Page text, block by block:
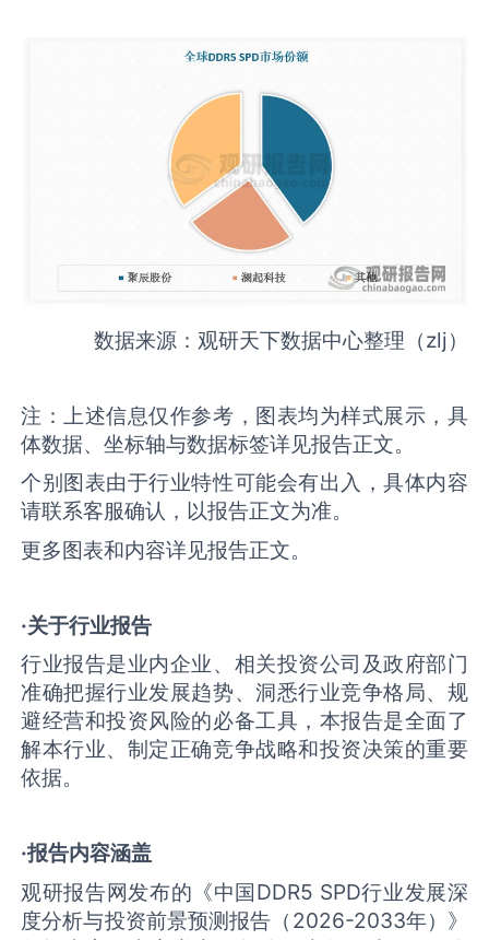
数据来源：观研天下数据中心整理（zlj）
注：上述信息仅作参考，图表均为样式展示，具
体数据、坐标轴与数据标签详见报告正文。
个别图表由于行业特性可能会有出入，具体内容
请联系客服确认，以报告正文为准。
更多图表和内容详见报告正文。
·关于行业报告
行业报告是业内企业、相关投资公司及政府部门
准确把握行业发展趋势、洞悉行业竞争格局、规
避经营和投资风险的必备工具，本报告是全面了
解本行业、制定正确竞争战略和投资决策的重要
依据。
·报告内容涵盖
观研报告网发布的《中国DDR5 SPD行业发展深
度分析与投资前景预测报告（2026-2033年）》